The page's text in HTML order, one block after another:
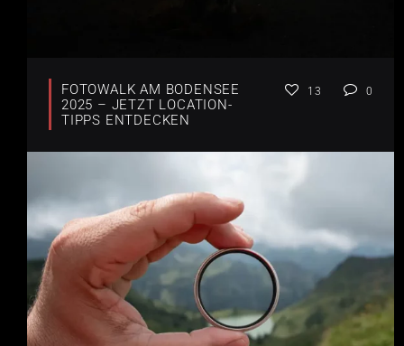
FOTOWALK AM BODENSEE
2025 – JETZT LOCATION-
TIPPS ENTDECKEN
13 0